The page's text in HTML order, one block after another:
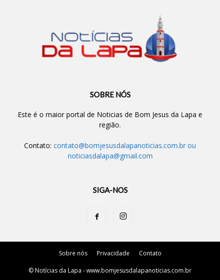
SOBRE NÓS
Este é o maior portal de Noticias de Bom Jesus da Lapa e
região.
Contato: contato@bomjesusdalapanoticias.com.br ou
noticiasdalapa@gmail.com
SIGA-NOS
Sobre nós Privacidade Contato
© Notícias da Lapa - www.bomjesusdalapanoticias.com.br